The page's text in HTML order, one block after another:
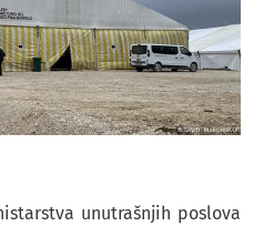
unutrašnjih poslova